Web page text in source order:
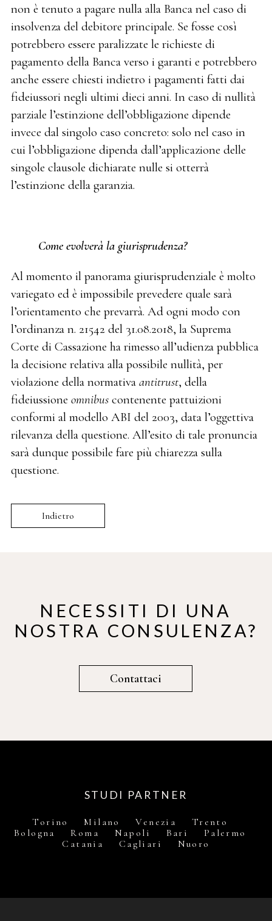
non è tenuto a pagare nulla alla Banca nel caso di
insolvenza del debitore principale. Se fosse così
potrebbero essere paralizzate le richieste di
pagamento della Banca verso i garanti e potrebbero
anche essere chiesti indietro i pagamenti fatti dai
fideiussori negli ultimi dieci anni. In caso di nullità
parziale l’estinzione dell’obbligazione dipende
invece dal singolo caso concreto: solo nel caso in
cui l’obbligazione dipenda dall’applicazione delle
singole clausole dichiarate nulle si otterrà
l’estinzione della garanzia.
Come evolverà la giurisprudenza?
Al momento il panorama giurisprudenziale è molto
variegato ed è impossibile prevedere quale sarà
l’orientamento che prevarrà. Ad ogni modo con
l’ordinanza n. 21542 del 31.08.2018, la Suprema
Corte di Cassazione ha rimesso all’udienza pubblica
la decisione relativa alla possibile nullità, per
violazione della normativa antitrust, della
fideiussione omnibuscontenente pattuizioni
conformi al modello ABI del 2003, data l’oggettiva
rilevanza della questione. All’esito di tale pronuncia
sarà dunque possibile fare più chiarezza sulla
questione.
Indietro
NECESSITI DI UNA
NOSTRA CONSULENZA?
Contattaci
STUDI PARTNER
Torino Milano Venezia Trento
Bologna Roma Napoli Bari Palermo
Catania Cagliari Nuoro